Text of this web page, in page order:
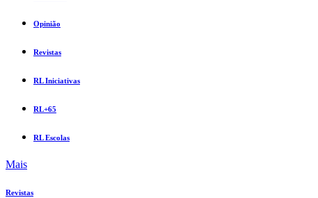
Opinião
Revistas
RL Iniciativas
RL+65
RL Escolas
Mais
Revistas